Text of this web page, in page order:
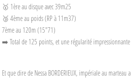
🥇 1ère au disque avec 39m25
🥉 4ème au poids (RP à 11m37)
7ème au 120m (15"71)
➡️ Total de 125 points, et une régularité
Et que dire de Nessa BORDERIEUX, impériale au